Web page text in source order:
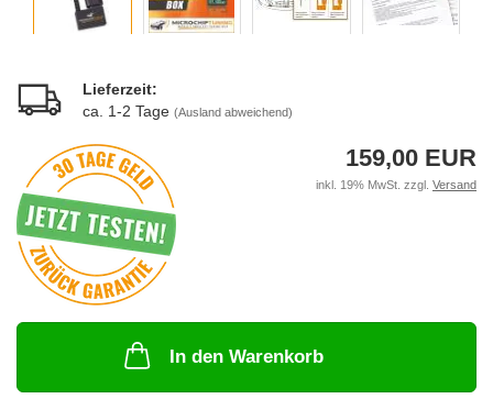
Lieferzeit:
ca. 1-2 Tage (Ausland abweichend)
159,00 EUR
inkl. 19% MwSt. zzgl. Versand
In den Warenkorb